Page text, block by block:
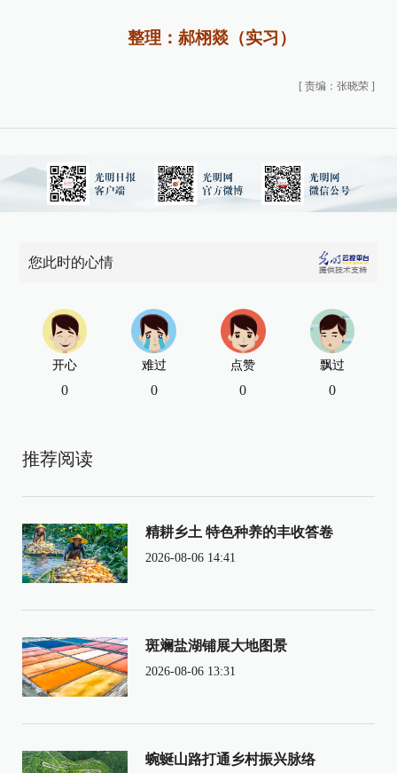
整理：郝栩燚（实习）
[ 责编：张晓荣 ]
您此时的心情
开心
0
难过
0
点赞
0
飘过
0
推荐阅读
精耕乡土 特色种养的丰收答卷
2026-08-06 14:41
斑斓盐湖铺展大地图景
2026-08-06 13:31
蜿蜒山路打通乡村振兴脉络